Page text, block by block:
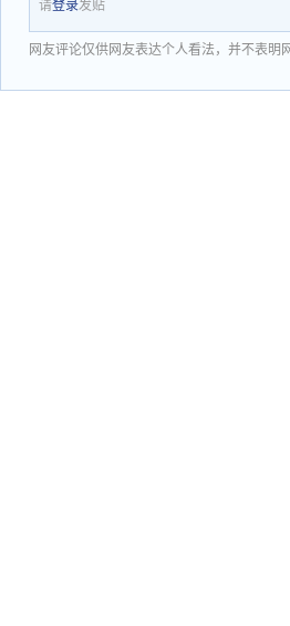
请登录发贴
网友评论仅供网友表达个人看法，并不表明